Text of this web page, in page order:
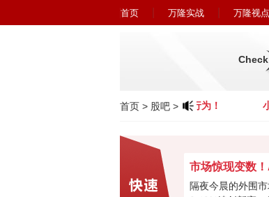
首页 万隆实战 万隆视点
Check
首页 > 股吧 >
小心近期冒充广州万隆的欺诈行为！ 小
隔夜今晨的外围